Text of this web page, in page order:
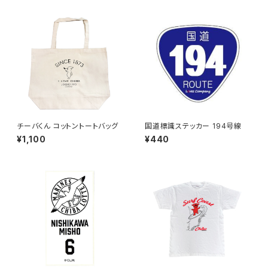
チーバくん コットントートバッグ
¥1,100
国道標識ステッカー 194号線
¥440